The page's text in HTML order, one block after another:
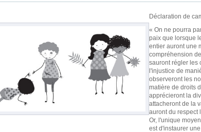
Déclaration de
« On ne pourra
paix que lorsque
entier auront une
compréhension
sauront régler les
l'injustice de
observeront les
matière de droits
apprécieront la
attacheront de la
auront du respect
Or, l'unique
est d'instaurer